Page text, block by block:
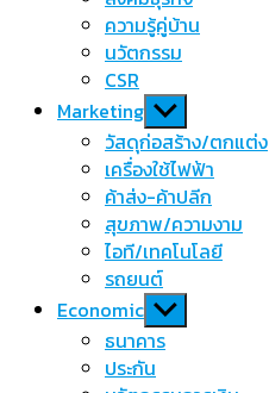
ความรู้คู่บ้าน
นวัตกรรม
CSR
Marketing Show
sub
menu
วัสดุก่อสร้าง/ตกแต่ง
เครื่องใช้ไฟฟ้า
ค้าส่ง-ค้าปลีก
สุขภาพ/ความงาม
ไอที/เทคโนโลยี
รถยนต์
Economic Show
sub
menu
ธนาคาร
ประกัน